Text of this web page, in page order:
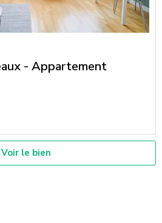
- Appartement
Voir le bien